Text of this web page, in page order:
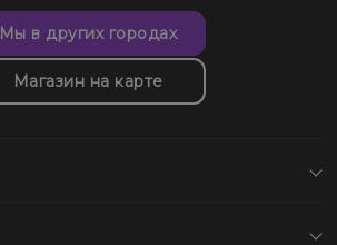
Мы в других городах
Магазин на карте